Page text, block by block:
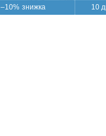
–10% 10